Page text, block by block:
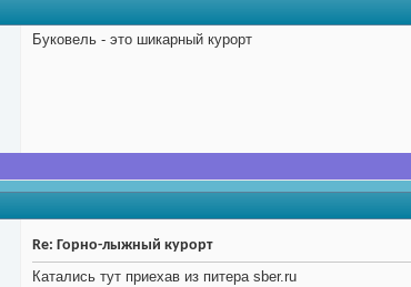
Буковель - это шикарный курорт
Re: Горно-лыжный курорт
Катались тут приехав из питера sber.ru